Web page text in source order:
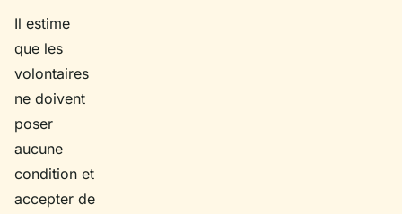
Il estime
que les
volontaires
ne doivent
poser
aucune
condition et
accepter de